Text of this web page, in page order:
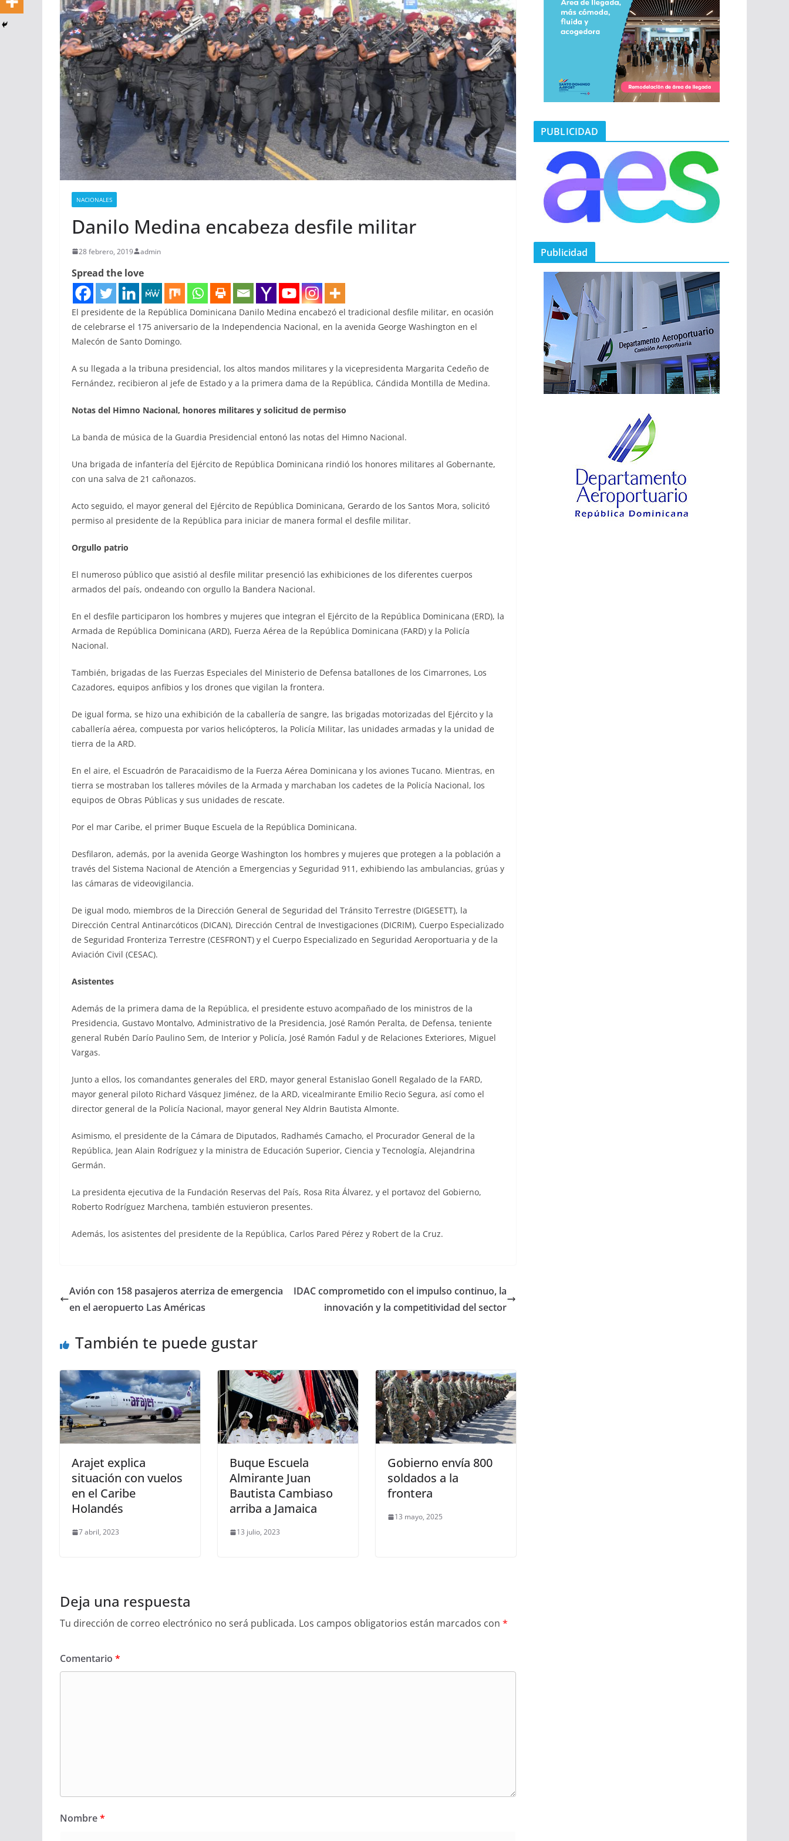
NACIONALES
Danilo Medina encabeza desfile militar
28 febrero, 2019 admin
Spread the love
El presidente de la República Dominicana Danilo Medina encabezó el tradicional desfile militar, en ocasión
de celebrarse el 175 aniversario de la Independencia Nacional, en la avenida George Washington en el
Malecón de Santo Domingo.
A su llegada a la tribuna presidencial, los altos mandos militares y la vicepresidenta Margarita Cedeño de
Fernández, recibieron al jefe de Estado y a la primera dama de la República, Cándida Montilla de Medina.
Notas del Himno Nacional, honores militares y solicitud de permiso
La banda de música de la Guardia Presidencial entonó las notas del Himno Nacional.
Una brigada de infantería del Ejército de República Dominicana rindió los honores militares al Gobernante,
con una salva de 21 cañonazos.
Acto seguido, el mayor general del Ejército de República Dominicana, Gerardo de los Santos Mora, solicitó
permiso al presidente de la República para iniciar de manera formal el desfile militar.
Orgullo patrio
El numeroso público que asistió al desfile militar presenció las exhibiciones de los diferentes cuerpos
armados del país, ondeando con orgullo la Bandera Nacional.
En el desfile participaron los hombres y mujeres que integran el Ejército de la República Dominicana (ERD), la
Armada de República Dominicana (ARD), Fuerza Aérea de la República Dominicana (FARD) y la Policía
Nacional.
También, brigadas de las Fuerzas Especiales del Ministerio de Defensa batallones de los Cimarrones, Los
Cazadores, equipos anfibios y los drones que vigilan la frontera.
De igual forma, se hizo una exhibición de la caballería de sangre, las brigadas motorizadas del Ejército y la
caballería aérea, compuesta por varios helicópteros, la Policía Militar, las unidades armadas y la unidad de
tierra de la ARD.
En el aire, el Escuadrón de Paracaidismo de la Fuerza Aérea Dominicana y los aviones Tucano. Mientras, en
tierra se mostraban los talleres móviles de la Armada y marchaban los cadetes de la Policía Nacional, los
equipos de Obras Públicas y sus unidades de rescate.
Por el mar Caribe, el primer Buque Escuela de la República Dominicana.
Desfilaron, además, por la avenida George Washington los hombres y mujeres que protegen a la población a
través del Sistema Nacional de Atención a Emergencias y Seguridad 911, exhibiendo las ambulancias, grúas y
las cámaras de videovigilancia.
De igual modo, miembros de la Dirección General de Seguridad del Tránsito Terrestre (DIGESETT), la
Dirección Central Antinarcóticos (DICAN), Dirección Central de Investigaciones (DICRIM), Cuerpo Especializado
de Seguridad Fronteriza Terrestre (CESFRONT) y el Cuerpo Especializado en Seguridad Aeroportuaria y de la
Aviación Civil (CESAC).
Asistentes
Además de la primera dama de la República, el presidente estuvo acompañado de los ministros de la
Presidencia, Gustavo Montalvo, Administrativo de la Presidencia, José Ramón Peralta, de Defensa, teniente
general Rubén Darío Paulino Sem, de Interior y Policía, José Ramón Fadul y de Relaciones Exteriores, Miguel
Vargas.
Junto a ellos, los comandantes generales del ERD, mayor general Estanislao Gonell Regalado de la FARD,
mayor general piloto Richard Vásquez Jiménez, de la ARD, vicealmirante Emilio Recio Segura, así como el
director general de la Policía Nacional, mayor general Ney Aldrin Bautista Almonte.
Asimismo, el presidente de la Cámara de Diputados, Radhamés Camacho, el Procurador General de la
República, Jean Alain Rodríguez y la ministra de Educación Superior, Ciencia y Tecnología, Alejandrina
Germán.
La presidenta ejecutiva de la Fundación Reservas del País, Rosa Rita Álvarez, y el portavoz del Gobierno,
Roberto Rodríguez Marchena, también estuvieron presentes.
Además, los asistentes del presidente de la República, Carlos Pared Pérez y Robert de la Cruz.
Avión con 158 pasajeros aterriza de emergencia
en el aeropuerto Las Américas
IDAC comprometido con el impulso continuo, la
innovación y la competitividad del sector
También te puede gustar
Arajet explica
situación con vuelos
en el Caribe
Holandés
7 abril, 2023
Buque Escuela
Almirante Juan
Bautista Cambiaso
arriba a Jamaica
13 julio, 2023
Gobierno envía 800
soldados a la
frontera
13 mayo, 2025
Deja una respuesta
Tu dirección de correo electrónico no será publicada. Los campos obligatorios están marcados con *
Comentario *
Nombre*
PUBLICIDAD
Publicidad